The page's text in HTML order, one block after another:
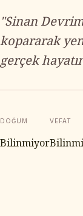
"Sinan
kopararak
gerçek
DOĞUM
Bilinmiyor
VEFAT